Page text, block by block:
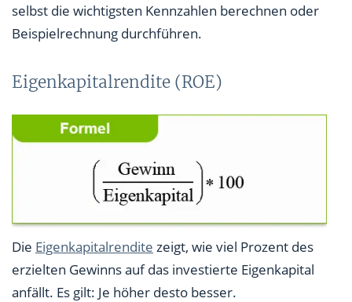
selbst die wichtigsten Kennzahlen berechnen oder
Beispielrechnung durchführen.
Eigenkapitalrendite (ROE)
Die Eigenkapitalrendite zeigt, wie viel Prozent des
erzielten Gewinns auf das investierte Eigenkapital
anfällt. Es gilt: Je höher desto besser.